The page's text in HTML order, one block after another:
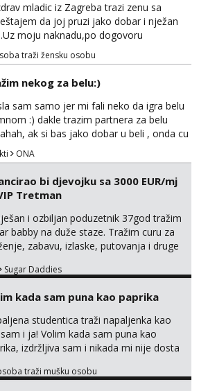
mladic iz Zagreba trazi zenu sa
da joj pruzi jako dobar i nježan
moju naknadu,po dogovoru
osigurana.
traži žensku osobu
nekog za belu:)
sam samo jer mi fali neko da igra belu
:) dakle trazim partnera za belu
ak si bas jako dobar u beli , onda cu
za dalje Klikni na link ispod i nadji me
cekam te!
ONA
bi djevojku sa 3000 EUR/mj
Tretman
i ozbiljan poduzetnik 37god tražim
babby na duže staze. Tražim curu za
zabavu, izlaske, putovanja i druge
komunikativna, zgodna i atraktivna
Sugar Daddies
kada sam puna kao paprika
studentica traži napaljenka kao
i ja! Volim kada sam puna kao
izdržljiva sam i nikada mi nije dosta
i bilo gdje zato se javi što prije da
traži mušku osobu